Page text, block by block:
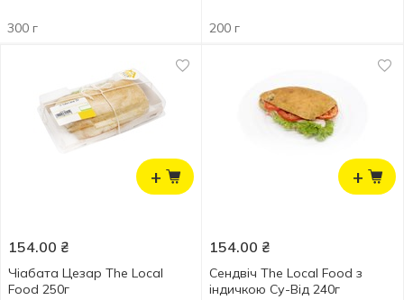
300 г 200 г
+
154.00 ₴
Чіабата Цезар The Local
Food 250г
+
154.00 ₴
Сендвіч The Local Food з
індичкою Су-Від 240г